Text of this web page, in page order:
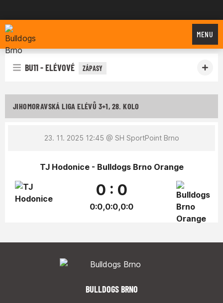
Bulldogs Brno
MENU
BU11 - ELÉVOVÉ ZÁPASY
JIHOMORAVSKÁ LIGA ELÉVŮ 3+1, 28. KOLO
23. 11. 2025 12:45 @ SH SportPoint Brno
TJ Hodonice - Bulldogs Brno Orange
0 : 0
0:0,0:0,0:0
BULLDOGS BRNO